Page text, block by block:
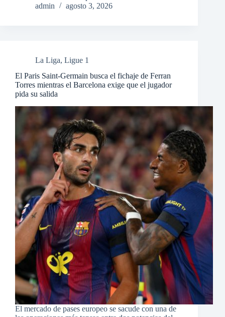
admin
agosto 3, 2026
La Liga, Ligue 1
El Paris Saint-Germain busca el fichaje de Ferran
Torres mientras el Barcelona exige que el jugador
pida su salida
El mercado de pases europeo se sacude con una de